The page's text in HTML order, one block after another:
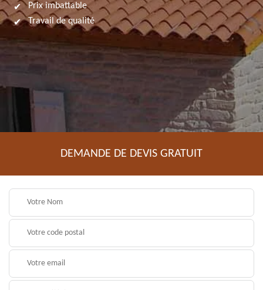
Prix imbattable
Travail de qualité
DEMANDE DE DEVIS GRATUIT